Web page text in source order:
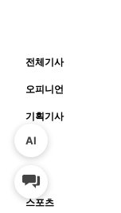
전체기사
오피니언
기획기사
사진
연예
스포츠
AI